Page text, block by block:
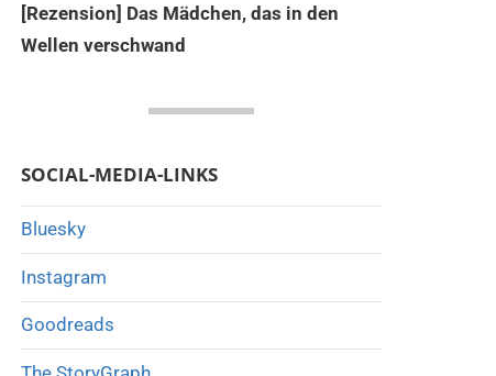
[Rezension] Das Mädchen, das in den
Wellen verschwand
SOCIAL-MEDIA-LINKS
Bluesky
Instagram
Goodreads